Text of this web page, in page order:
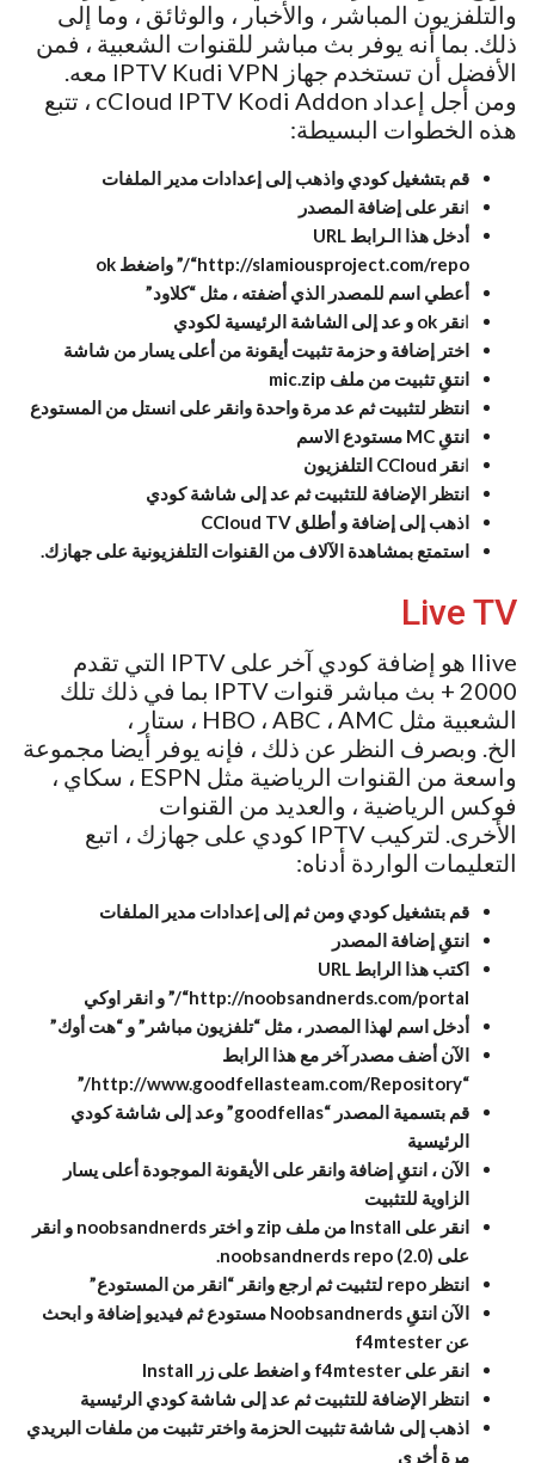
والتلفزيون المباشر ، والأخبار ، والوثائق ، وما إلى
ذلك. بما أنه يوفر بث مباشر للقنوات الشعبية ، فمن
الأفضل أن تستخدم جهاز IPTV Kudi VPN معه.
ومن أجل إعداد cCloud IPTV Kodi Addon ، تتبع
هذه الخطوات البسيطة:
قم بتشغيل كودي واذهب إلى إعدادات مدير الملفات
انقر على إضافة المصدر
أدخل هذا الـرابط URL
“http://slamiousproject.com/repo/” واضغط ok
أعطي اسم للمصدر الذي أضفته ، مثل “كلاود”
انقر ok و عد إلى الشاشة الرئيسية لكودي
اختر إضافة و حزمة تثبيت أيقونة من أعلى يسار من شاشة
انتقِ تثبيت من ملف mic.zip
انتظر لتثبيت ثم عد مرة واحدة وانقر على انستل من المستودع
انتقِ MC مستودع الاسم
انقر CCloud التلفزيون
انتظر الإضافة للتثبيت ثم عد إلى شاشة كودي
اذهب إلى إضافة و أطلق CCloud TV
استمتع بمشاهدة الآلاف من القنوات التلفزيونية على جهازك.
Live TV
Ilive هو إضافة كودي آخر على IPTV التي تقدم
2000 + بث مباشر قنوات IPTV بما في ذلك تلك
الشعبية مثل HBO ، ABC ، AMC ، ستار ،
الخ. وبصرف النظر عن ذلك ، فإنه يوفر أيضا مجموعة
واسعة من القنوات الرياضية مثل ESPN ، سكاي ،
فوكس الرياضية ، والعديد من القنوات
الأخرى. لتركيب IPTV كودي على جهازك ، اتبع
التعليمات الواردة أدناه:
قم بتشغيل كودي ومن ثم إلى إعدادات مدير الملفات
انتقِ إضافة المصدر
اكتب هذا الرابط URL
“http://noobsandnerds.com/portal/” و انقر اوكي
أدخل اسم لهذا المصدر ، مثل “تلفزيون مباشر” و “هت أوك”
الآن أضف مصدر آخر مع هذا الرابط
“http://www.goodfellasteam.com/Repository/”
قم بتسمية المصدر “goodfellas” وعد إلى شاشة كودي
الرئيسية
الآن ، انتقِ إضافة وانقر على الأيقونة الموجودة أعلى يسار
الزاوية للتثبيت
انقر على Install من ملف zip و اختر noobsandnerds و انقر
على noobsandnerds repo (2.0).
انتظر repo لتثبيت ثم ارجع وانقر “انقر من المستودع”
الآن انتقِ Noobsandnerds مستودع ثم فيديو إضافة و ابحث
عن f4mtester
انقر على f4mtester و اضغط على زر Install
انتظر الإضافة للتثبيت ثم عد إلى شاشة كودي الرئيسية
اذهب إلى شاشة تثبيت الحزمة واختر تثبيت من ملفات البريدي
مرة أخرى